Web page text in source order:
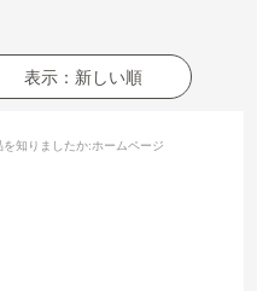
表示：新しい順
を知りましたか:ホームページ